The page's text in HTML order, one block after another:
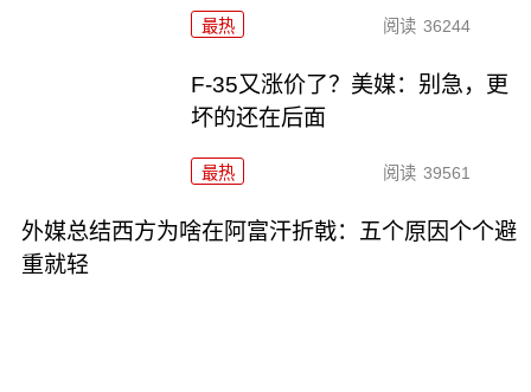
最热 阅读 36244
F-35又涨价了？美媒：别急，更
坏的还在后面
最热 阅读 39561
外媒总结西方为啥在阿富汗折戟：五个原因个个避
重就轻